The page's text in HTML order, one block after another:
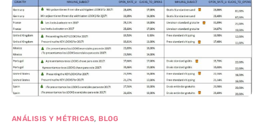
ANÁLISIS Y MÉTRICAS, BLOG